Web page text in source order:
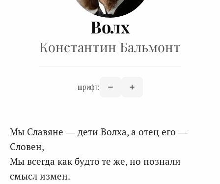
Волх
Константин Бальмонт
шрифт:
Мы Славяне — дети Волха, а отец его —
Словен,
Мы всегда как будто те же, но познали
смысл измен.